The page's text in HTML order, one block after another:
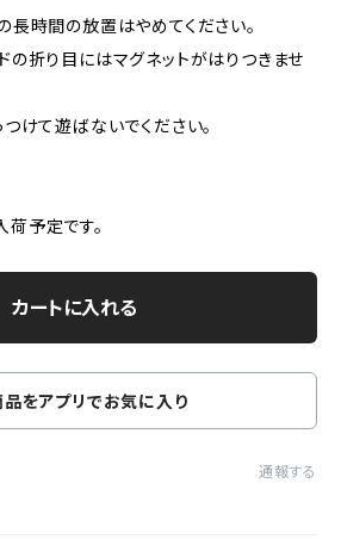
時間の放置はやめてください。
折り目にはマグネットがはりつきませ
けて遊ばないでください。
予定です。
カートに入れる
品をアプリでお気に入り
通報する